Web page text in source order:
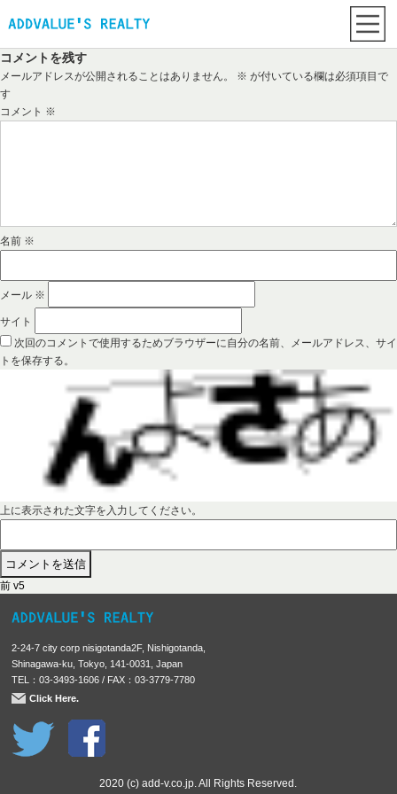
コメントを残す
メールアドレスが公開されることはありません。 ※ が付いている欄は必須項目で
す
コメント ※
名前 ※
メール ※
サイト
次回のコメントで使用するためブラウザーに自分の名前、メールアドレス、サイ
トを保存する。
上に表示された文字を入力してください。
投
稿
ビ
ゲ
ー
シ
ョ
前 前
投
:
v5
2-24-7 city corp nisigotanda2F, Nishigotanda,
Shinagawa-ku, Tokyo, 141-0031, Japan
TEL：03-3493-1606 / FAX：03-3779-7780
Click Here.
2020 (c) add-v.co.jp. All Rights Reserved.